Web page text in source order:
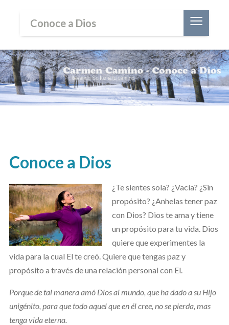
Conoce a Dios ≡
Conoce a Dios
¿Te sientes sola? ¿Vacía? ¿Sin
propósito? ¿Anhelas tener paz
con Dios? Dios te ama y tiene
un propósito para tu vida. Dios
quiere que experimentes la
vida para la cual El te creó. Quiere que tengas paz y
propósito a través de una relación personal con El.
Porque de tal manera amó Dios al mundo, que ha dado a su Hijo
unigénito, para que todo aquel que en él cree, no se pierda, mas
tenga vida eterna.